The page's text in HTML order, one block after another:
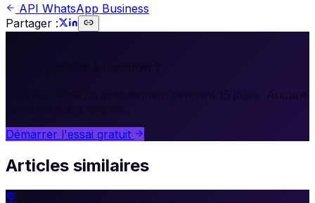
API WhatsApp Business
Partager :
Essayez Whakup gratuitement pendant 15 jours. Aucune
Démarrer l'essai gratuit
Articles similaires
💬